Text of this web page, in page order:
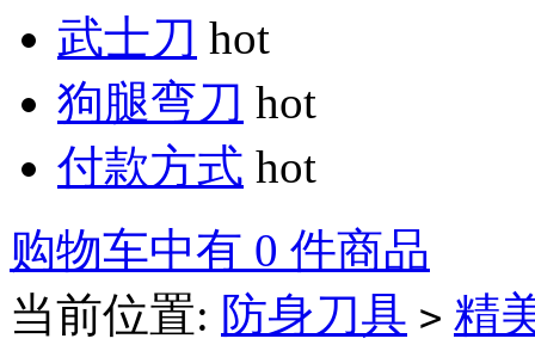
武士刀 hot
狗腿弯刀 hot
付款方式 hot
购物车中有 0 件商品
当前位置: 防身刀具 > 精